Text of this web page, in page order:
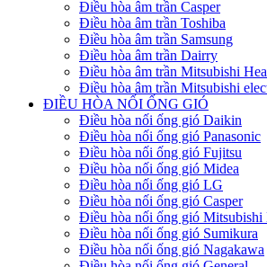
Điều hòa âm trần Casper
Điều hòa âm trần Toshiba
Điều hòa âm trần Samsung
Điều hòa âm trần Dairry
Điều hòa âm trần Mitsubishi
Điều hòa âm trần Mitsubishi
ĐIỀU HÒA NỐI ỐNG GIÓ
Điều hòa nối ống gió Daikin
Điều hòa nối ống gió Panasonic
Điều hòa nối ống gió Fujitsu
Điều hòa nối ống gió Midea
Điều hòa nối ống gió LG
Điều hòa nối ống gió Casper
Điều hòa nối ống gió Mitsubishi
Điều hòa nối ống gió Sumikura
Điều hòa nối ống gió Nagakawa